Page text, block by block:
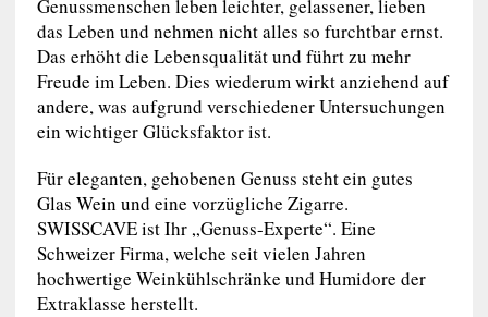
Genussmenschen leben leichter, gelassener, lieben
das Leben und nehmen nicht alles so furchtbar ernst.
Das erhöht die Lebensqualität und führt zu mehr
Freude im Leben. Dies wiederum wirkt anziehend auf
andere, was aufgrund verschiedener Untersuchungen
ein wichtiger Glücksfaktor ist.
Für eleganten, gehobenen Genuss steht ein gutes
Glas Wein und eine vorzügliche Zigarre.
SWISSCAVE ist Ihr „Genuss-Experte“. Eine
Schweizer Firma, welche seit vielen Jahren
hochwertige Weinkühlschränke und Humidore der
Extraklasse herstellt.